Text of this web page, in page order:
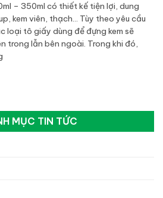
– 350ml có thiết kế tiện lợi, dung
kem viên, thạch… Tùy theo yêu cầu
loại tô giấy dùng để đựng kem sẽ
trong lẫn bên ngoài. Trong khi đó,
MỤC TIN TỨC